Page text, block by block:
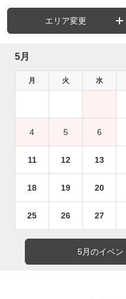
エリア変更
5月
月 火 水
4 5 6
11 12 13
18 19 20
25 26 27
5月のイベン